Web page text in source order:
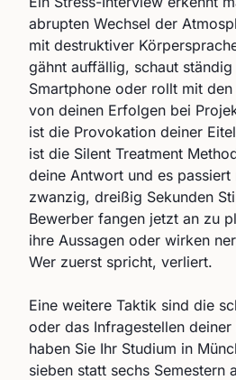
abrupten Wechsel der
mit destruktiver
gähnt auffällig, schaut
Smartphone oder rollt mit
von deinen Erfolgen bei
ist die Provokation deiner
ist die Silent Treatment
deine Antwort und es passiert
zwanzig, dreißig Sekunden
Bewerber fangen jetzt an zu
ihre Aussagen oder wirken
Wer zuerst spricht, verliert.
Eine weitere Taktik sind die
oder das Infragestellen
haben Sie Ihr Studium in
sieben statt sechs Semestern